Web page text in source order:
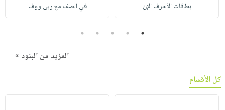
بطاقات الأحرف الإن في الصف مع ربى ووف
1
2
3
4
5
المزيد من البنود »
كل الأقسام